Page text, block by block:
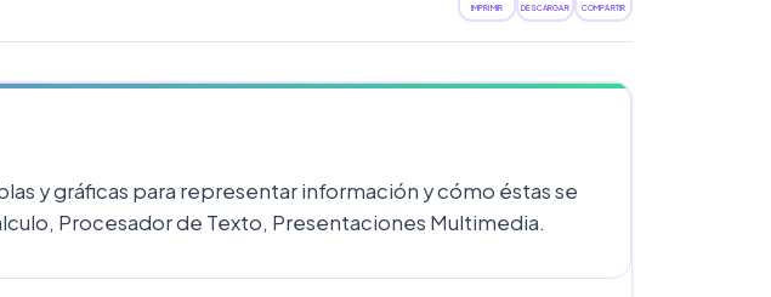
IMPRIMIR DESCARGAR COMPARTIR
y gráficas para representar información y cómo éstas se
Procesador de Texto, Presentaciones Multimedia.